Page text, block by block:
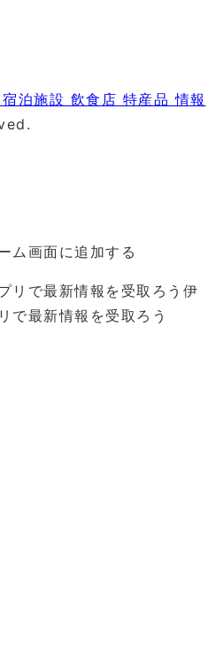
泊施設 飲食店 特産品 情報
ム画面に追加する
リで最新情報を受取ろう 伊
で最新情報を受取ろう